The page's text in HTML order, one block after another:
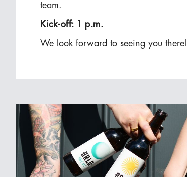
team.
Kick-off: 1 p.m.
We look forward to seeing you there!